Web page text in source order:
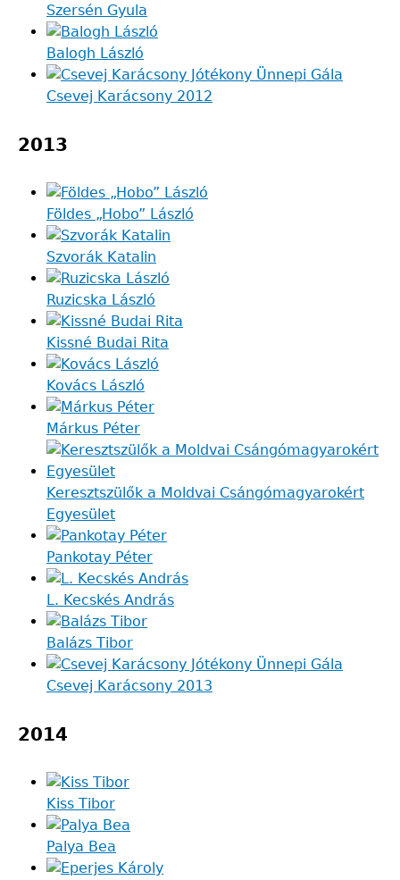
Szersén Gyula
Balogh László
Csevej Karácsony 2012
2013
Földes „Hobo” László
Szvorák Katalin
Ruzicska László
Kissné Budai Rita
Kovács László
Márkus Péter
Keresztszülők a Moldvai Csángómagyarokért
Egyesület
Pankotay Péter
L. Kecskés András
Balázs Tibor
Csevej Karácsony 2013
2014
Kiss Tibor
Palya Bea